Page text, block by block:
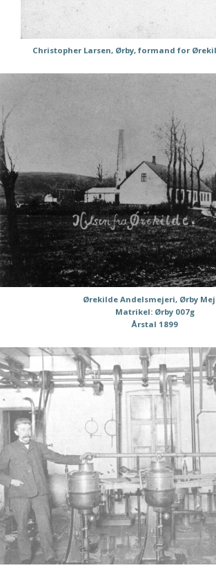
Christopher Larsen, Ørby, formand for
Ørekilde Andelsmejeri, Ørby
Matrikel: Ørby 007g
Årstal 1899